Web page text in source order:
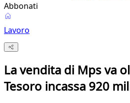
Abbonati
Lavoro
La vendita di Mps va
Tesoro incassa 920